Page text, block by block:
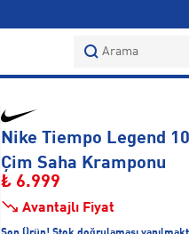
Arama
Nike Tiempo Legend
Çim Saha Kramponu
₺ 6.999
Avantajlı Fiyat